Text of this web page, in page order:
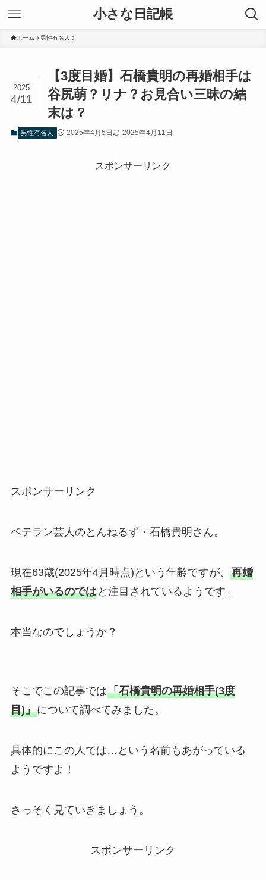
小さな日記帳
ホーム 男性有名人
【3度目婚】石橋貴明の再婚相手は
谷尻萌？リナ？お見合い三昧の結
末は？
2025
4/11
男性有名人 2025年4月5日 2025年4月11日
スポンサーリンク
スポンサーリンク
ベテラン芸人のとんねるず・石橋貴明さん。
現在63歳(2025年4月時点)という年齢ですが、 再婚
相手がいるのではと注目されているようです。
本当なのでしょうか？
そこでこの記事では「石橋貴明の再婚相手(3度
目)」について調べてみました。
具体的にこの人では…という名前もあがっている
ようですよ！
さっそく見ていきましょう。
スポンサーリンク